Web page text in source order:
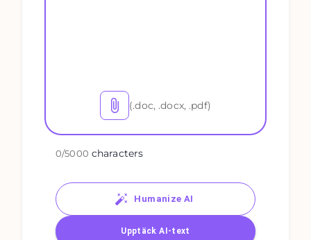
(.doc, .docx, .pdf)
0/5000 characters
Humanize AI
Upptäck AI-text